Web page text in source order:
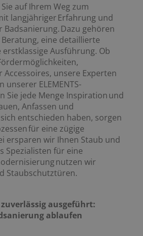
auf Ihrem Weg zum
langjähriger Erfahrung und
Badsanierung. Dazu gehören
eine detaillierte
Ausführung. Ob
Accessoires, unsere Experten
unserer ELEMENTS-
Sie jede Menge Inspiration und
Anfassen und
entschieden haben, sorgen
für eine zügige
ersparen wir Ihnen Staub und
Spezialisten für eine
nutzen wir
Staubschutztüren.
ausgeführt:
ablaufen